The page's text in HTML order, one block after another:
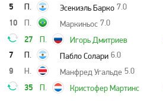
5 П. Эсекиэль Барко 7.0
10 П. Маркиньос 7.0
27 П. Игорь Дмитриев
7 П. Пабло Солари 6.0
9 Н. Манфред Угальде 5.0
35 П. Кристофер Мартинс